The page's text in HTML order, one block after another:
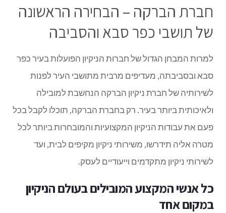
חברת הברקה – הבחירה הראשונה
של תושבי כפר סבא והסביבה
למרות המבחן הגדול של חברות הניקיון הפועלות בעיר כפר
סבא ובסביבתה, מעדיפים מרבית מתושבי העיר לפנות
לשירותיה של חברת ניקיון הברקה הנחשבת למובילה
ולאיכותית ביותר בעיר. רק בחברת הברקה, תוכלו לקבל בכל
פעם את עבודות הניקיון המקצועיות והמובחרות ביותר לכל
מטרה אליה תידרשו, משירותי ניקיון מקיפים לבית, ועד
לשירותי ניקיון מתקדמים וייעודיים לעסק.
כל אנשי המקצוע המובילים בעולם הניקיון
במקום אחד